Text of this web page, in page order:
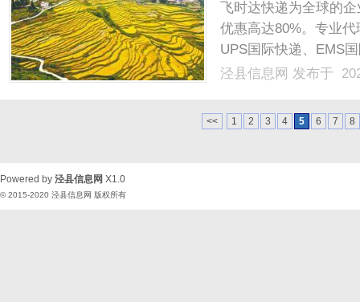
飞时达快递为全球的
优惠高达80%。专业
UPS国际快递、EMS
业务。fedex价格只做
Maj......
泾县信息网 发布于
<< 1 2 3 4 5 6 7 8
Powered by 泾县信息网 X1.0
© 2015-2020 泾县信息网 版权所有